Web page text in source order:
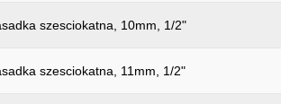
szesciokatna, 10mm, 1/2"
szesciokatna, 11mm, 1/2"